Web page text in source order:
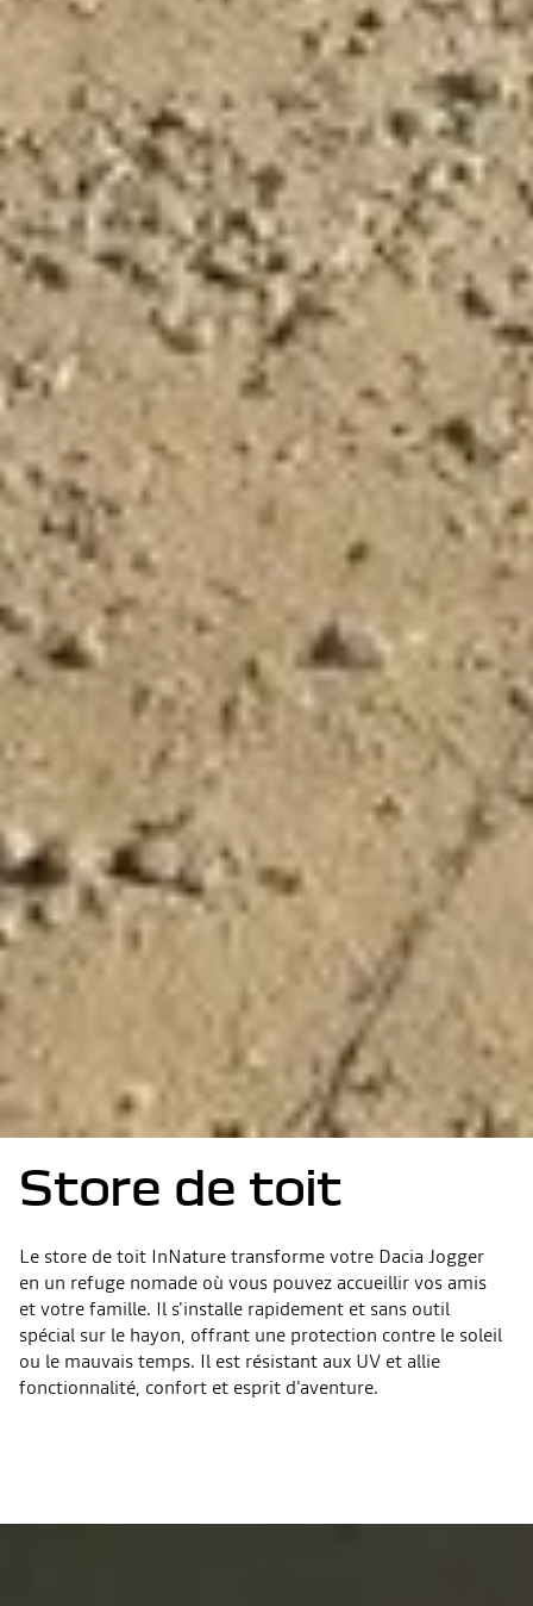
Store de toit
Le store de toit InNature transforme votre Dacia Jogger
en un refuge nomade où vous pouvez accueillir vos amis
et votre famille. Il s'installe rapidement et sans outil
spécial sur le hayon, offrant une protection contre le soleil
ou le mauvais temps. Il est résistant aux UV et allie
fonctionnalité, confort et esprit d'aventure.